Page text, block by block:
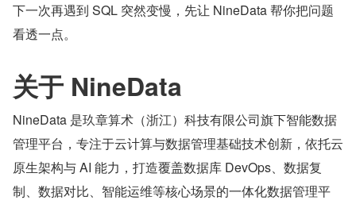
下一次再遇到 SQL 突然变慢，先让 NineData 帮你把问题
看透一点。
关于 NineData
NineData 是玖章算术（浙江）科技有限公司旗下智能数据
管理平台，专注于云计算与数据管理基础技术创新，依托云
原生架构与 AI 能力，打造覆盖数据库 DevOps、数据复
制、数据对比、智能运维等核心场景的一体化数据管理平